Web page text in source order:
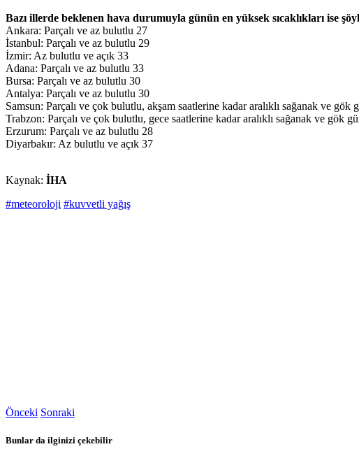
Bazı illerde beklenen hava durumuyla günün en yüksek sıcaklıkları ise
Ankara: Parçalı ve az bulutlu 27
İstanbul: Parçalı ve az bulutlu 29
İzmir: Az bulutlu ve açık 33
Adana: Parçalı ve az bulutlu 33
Bursa: Parçalı ve az bulutlu 30
Antalya: Parçalı ve az bulutlu 30
Samsun: Parçalı ve çok bulutlu, akşam saatlerine kadar aralıklı sağanak ve gök
Trabzon: Parçalı ve çok bulutlu, gece saatlerine kadar aralıklı sağanak ve gök
Erzurum: Parçalı ve az bulutlu 28
Diyarbakır: Az bulutlu ve açık 37
Kaynak: İHA
#meteoroloji #kuvvetli yağış
Önceki Sonraki
Bunlar da ilginizi çekebilir